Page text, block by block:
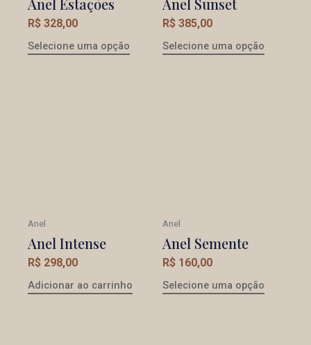
R$ 328,00
Selecione uma opção
R$ 385,00
Selecione uma opção
Anel
Anel Intense
R$ 298,00
Adicionar ao carrinho
Anel
Anel Semente
R$ 160,00
Selecione uma opção